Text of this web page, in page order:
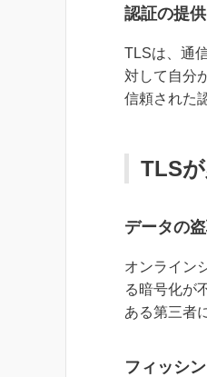
認証の提供
TLSは、通
対して自分
信頼された
TLS
データの
オンライン
る暗号化が
ある第三者
フィッシ